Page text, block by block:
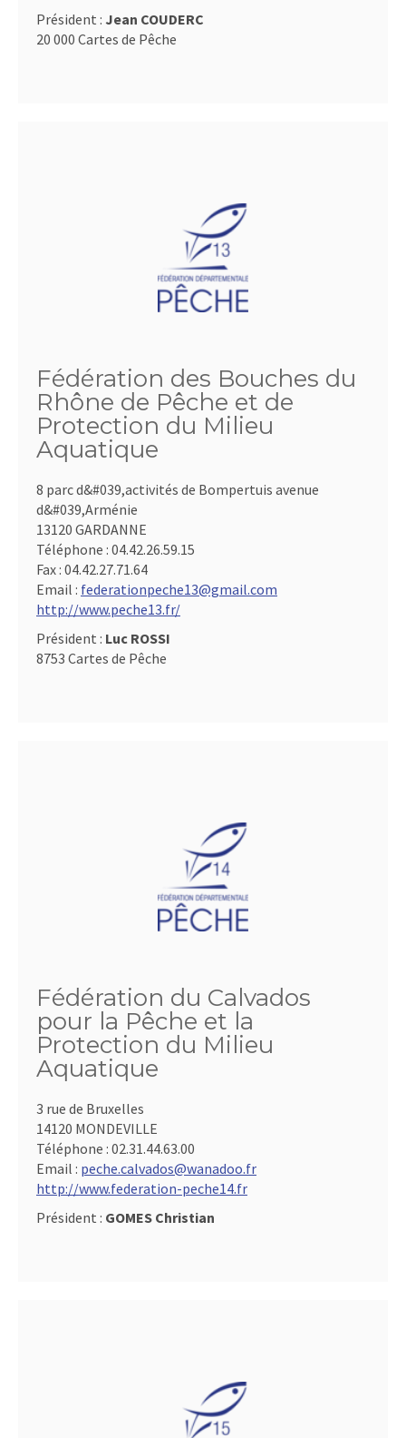
Président : Jean COUDERC
20 000 Cartes de Pêche
Fédération des Bouches du
Rhône de Pêche et de
Protection du Milieu
Aquatique
8 parc d&#039,activités de Bompertuis avenue
d&#039,Arménie
13120 GARDANNE
Téléphone : 04.42.26.59.15
Fax : 04.42.27.71.64
Email : federationpeche13@gmail.com
http://www.peche13.fr/
Président : Luc ROSSI
8753 Cartes de Pêche
Fédération du Calvados
pour la Pêche et la
Protection du Milieu
Aquatique
3 rue de Bruxelles
14120 MONDEVILLE
Téléphone : 02.31.44.63.00
Email : peche.calvados@wanadoo.fr
http://www.federation-peche14.fr
Président : GOMES Christian